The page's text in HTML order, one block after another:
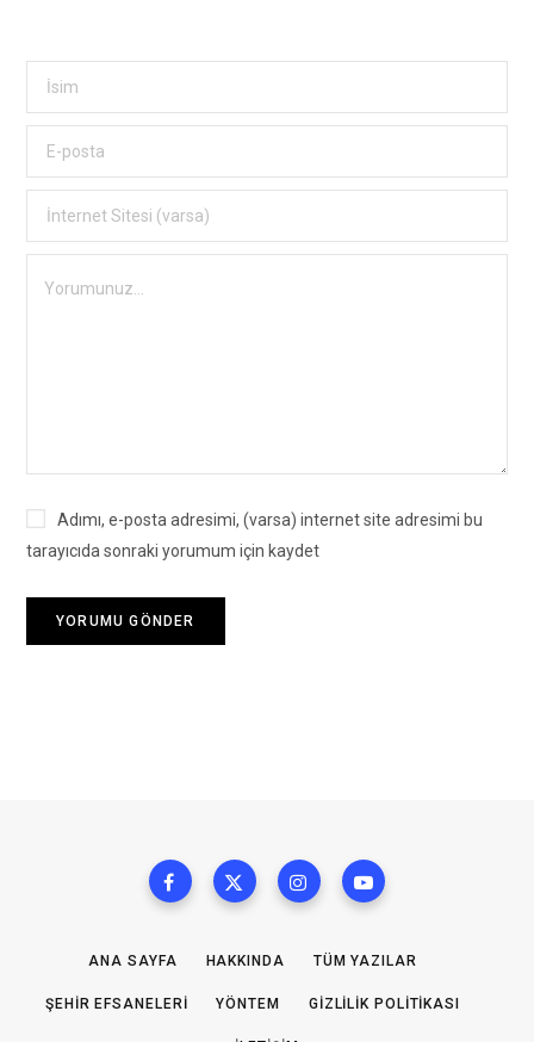
Adımı, e-posta adresimi, (varsa) internet site adresimi bu
tarayıcıda sonraki yorumum için kaydet
ANA SAYFA HAKKINDA TÜM YAZILAR
ŞEHIR EFSANELERI YÖNTEM GIZLILIK POLITIKASI